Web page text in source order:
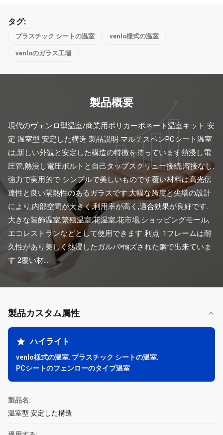
タグ:
プラスチック シートの温室 venlo様式の温室
venloのガラス工場
製品概要
現代のヴェンロ型温室/商業用ポリカーボネート温室キット 安
定 温室型 安定した構造 製品説明 マルチスペンPCシート温室
は,新しい外観と安定した構造の特徴を持っています熱浸し電
圧管,熱浸し電圧ボルトと自己タップスクリュー接続,溶接なし.
強力で実用的で シンプルで美しいものです覆い材料は高光伝
達性と良い隔熱性のあるガラスです.大幅な跨度と尖塔の設計
により,内部空間が大きく,利用率が高く,適合効果が良好です.
大きな装飾温室,繁殖温室,花温室,花市場,ショッピングモール,
エコレストランなどとして使用できます 利点: 1フレームは耐
久性があり美しく熱浸したガルバनाइズされた鋼で出来ていま
す 2覆い材...
製品カスタム属性
ハイライト
venlo様式の温室, プラスチック シートの温室,
PCシートのフェンローのタイプ温室
製品名:
温室型 安定した構造